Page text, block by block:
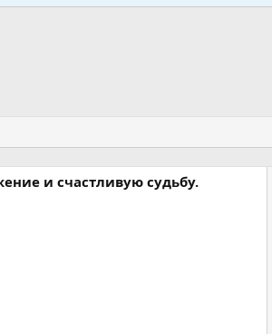
и счастливую судьбу.